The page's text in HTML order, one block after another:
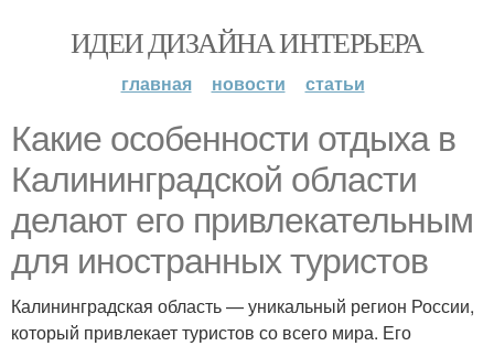
ИДЕИ ДИЗАЙНА ИНТЕРЬЕРА
главная новости статьи
Какие особенности отдыха в
Калининградской области
делают его привлекательным
для иностранных туристов
Калининградская область — уникальный регион России,
который привлекает туристов со всего мира. Его